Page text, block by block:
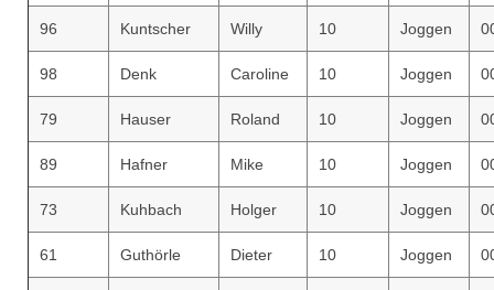
96 Kuntscher Willy 10 Joggen
98 Denk Caroline 10 Joggen
79 Hauser Roland 10 Joggen
89 Hafner Mike 10 Joggen
73 Kuhbach Holger 10 Joggen
61 Guthörle Dieter 10 Joggen